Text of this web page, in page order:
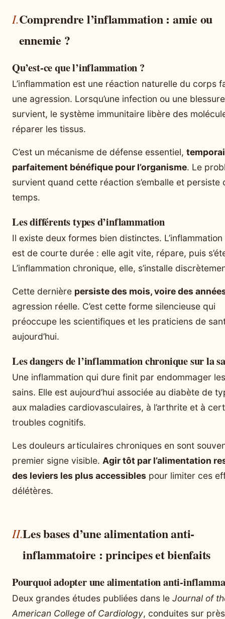
Comprendre l’inflammation : amie ou
ennemie ?
Qu’est-ce que l’inflammation ?
L’inflammation est une réaction naturelle du corps
une agression. Lorsqu’une infection ou une blessure
survient, le système immunitaire libère des
réparer les tissus.
C’est un mécanisme de défense essentiel,
parfaitement bénéfique pour l’organisme. Le
survient quand cette réaction s’emballe et persiste
temps.
Les différents types d’inflammation
Il existe deux formes bien distinctes.
est de courte durée : elle agit vite, répare, puis
L’inflammation chronique, elle, s’installe
Cette dernière persiste des mois, voire des
agression réelle. C’est cette forme silencieuse qui
préoccupe les scientifiques et les praticiens de
aujourd’hui.
Les dangers de l’inflammation chronique sur la
Une inflammation qui dure finit par endommager
sains. Elle est aujourd’hui associée au diabète de
aux maladies cardiovasculaires, à l’arthrite et à
troubles cognitifs.
Les douleurs articulaires chroniques en sont
premier signe visible. Agir tôt par l’alimentation
des leviers les plus accessibles pour limiter ces
délétères.
Les bases d’une alimentation anti-
inflammatoire : principes et bienfaits
Pourquoi adopter une alimentation anti-
Deux grandes études publiées dans le Journal of
American College of Cardiology, conduites sur